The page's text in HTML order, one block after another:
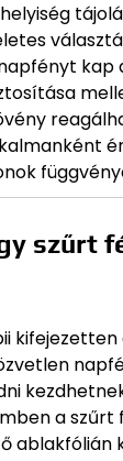
kap
szűrt
a szűrt
ablakfólián